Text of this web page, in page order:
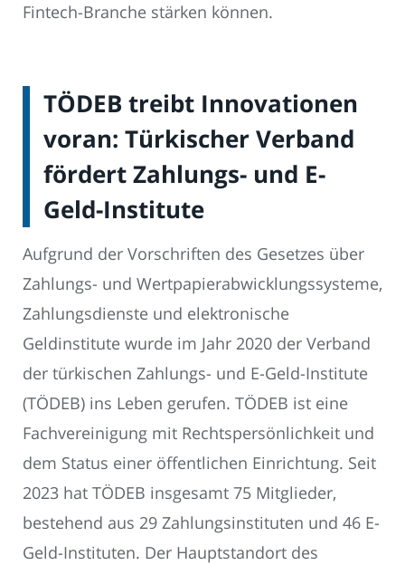
Fintech-Branche stärken können.
TÖDEB treibt Innovationen
voran: Türkischer Verband
fördert Zahlungs- und E-
Geld-Institute
Aufgrund der Vorschriften des Gesetzes über
Zahlungs- und Wertpapierabwicklungssysteme,
Zahlungsdienste und elektronische
Geldinstitute wurde im Jahr 2020 der Verband
der türkischen Zahlungs- und E-Geld-Institute
(TÖDEB) ins Leben gerufen. TÖDEB ist eine
Fachvereinigung mit Rechtspersönlichkeit und
dem Status einer öffentlichen Einrichtung. Seit
2023 hat TÖDEB insgesamt 75 Mitglieder,
bestehend aus 29 Zahlungsinstituten und 46 E-
Geld-Instituten. Der Hauptstandort des